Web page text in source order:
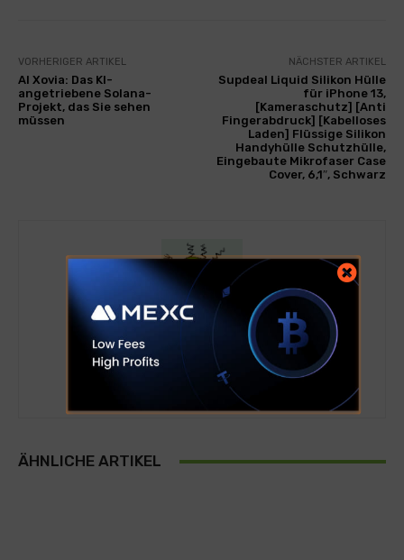
VORHERIGER ARTIKEL
AI Xovia: Das KI-
angetriebene Solana-
Projekt, das Sie sehen
müssen
NÄCHSTER ARTIKEL
Supdeal Liquid Silikon Hülle
für iPhone 13,
[Kameraschutz] [Anti
Fingerabdruck] [Kabelloses
Laden] Flüssige Silikon
Handyhülle Schutzhülle,
Eingebaute Mikrofaser Case
Cover, 6,1″, Schwarz
Kryptohacks
ÄHNLICHE ARTIKEL